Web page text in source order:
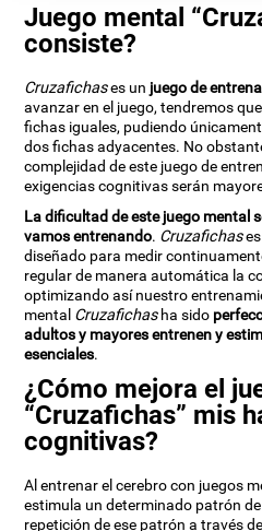
Juego mental
consiste?
Cruzafichases un juego de
avanzar en el juego, tendremos
fichas iguales, pudiendo
dos fichas adyacentes. No
complejidad de este juego de
exigencias cognitivas serán
La dificultad de este juego mental
vamos entrenando. Cruzafichas
diseñado para medir
regular de manera automática la
optimizando así nuestro
mental Cruzafichasha sido
adultos y mayores entrenen y
esenciales.
¿Cómo mejora el
“Cruzafichas” mis
cognitivas?
Al entrenar el cerebro con juegos
estimula un determinado patrón
repetición de ese patrón a través